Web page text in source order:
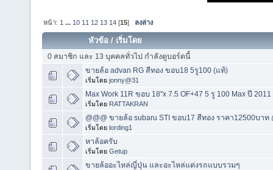
หน้า: 1 ... 10 11 12 13 14 [15] ลงล่าง
หัวข้อ / เริ่มโดย
0 สมาชิก และ 13 บุคคลทั่วไป กำลังดูบอร์ดนี้
ขายล้อ advan RG สีทอง ขอบ18 5รู100 (แท้)
เริ่มโดย jonny@31
Max Work 11R ขอบ 18"x 7.5 OF+47 5 รู 100 Max ปี 2011
เริ่มโดย RATTAKRAN
@@@ ขายล้อ subaru STI ขอบ17 สีทอง ราคา12500บาท
เริ่มโดย lording1
หาล้อครับ
เริ่มโดย Getup
ขายล้ออะไหล่ญี่ปุ่น และอะไหล่แต่งรถแบบรวมๆ